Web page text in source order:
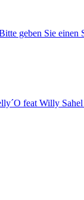
geben Sie einen
feat Willy